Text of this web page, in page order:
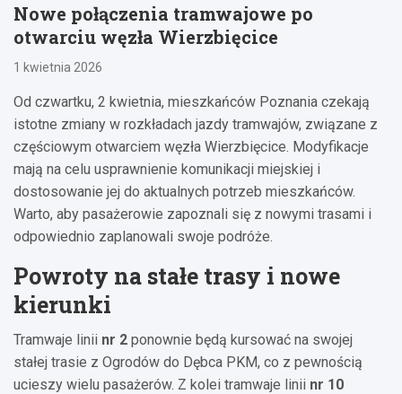
Nowe połączenia tramwajowe po
otwarciu węzła Wierzbięcice
1 kwietnia 2026
Od czwartku, 2 kwietnia, mieszkańców Poznania czekają
istotne zmiany w rozkładach jazdy tramwajów, związane z
częściowym otwarciem węzła Wierzbięcice. Modyfikacje
mają na celu usprawnienie komunikacji miejskiej i
dostosowanie jej do aktualnych potrzeb mieszkańców.
Warto, aby pasażerowie zapoznali się z nowymi trasami i
odpowiednio zaplanowali swoje podróże.
Powroty na stałe trasy i nowe
kierunki
Tramwaje linii nr 2 ponownie będą kursować na swojej
stałej trasie z Ogrodów do Dębca PKM, co z pewnością
ucieszy wielu pasażerów. Z kolei tramwaje linii nr 10